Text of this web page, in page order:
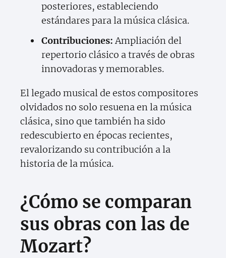
posteriores, estableciendo
estándares para la música clásica.
Contribuciones:Ampliación del
repertorio clásico a través de obras
innovadoras y memorables.
El legado musical de estos compositores
olvidados no solo resuena en la música
clásica, sino que también ha sido
redescubierto en épocas recientes,
revalorizando su contribución a la
historia de la música.
¿Cómo se comparan
sus obras con las de
Mozart?